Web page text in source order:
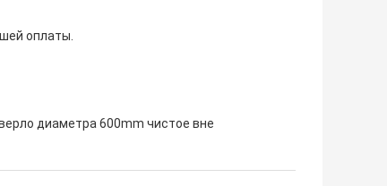
оплаты.
диаметра 600mm чистое вне